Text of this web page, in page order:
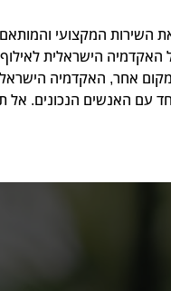
השירות המקצועי
הישראלית
אחר, האקדמיה
עם האנשים הנכונים. אל